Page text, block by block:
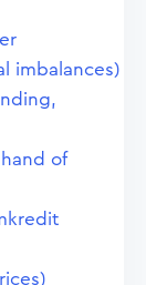
imbalances)
of